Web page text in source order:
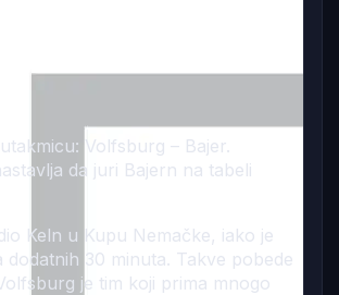
Volfsburg – Bajer.
da juri Bajern na tabeli
Keln u Kupu Nemačke, iako je
dodatnih 30 minuta. Takve pobede
je tim koji prima mnogo